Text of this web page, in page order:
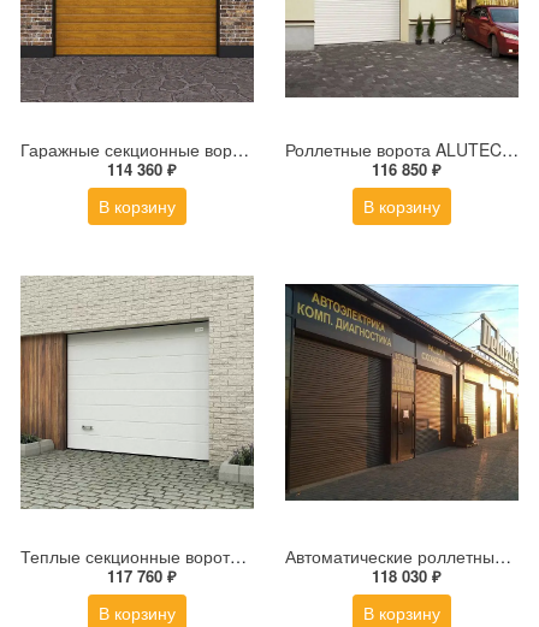
Гаражные секционные ворота с электроприводом ALUTECH Trend 2500×2250 мм
114 360 ₽
В корзину
Роллетные ворота ALUTECH Trend 2400×2100 мм
116 850 ₽
В корзину
Теплые секционные ворота для гаража ALUTECH Prestige 2500×2000 мм
117 760 ₽
В корзину
Автоматические роллетные ворота ALUTECH Trend 2600×2400 мм
118 030 ₽
В корзину